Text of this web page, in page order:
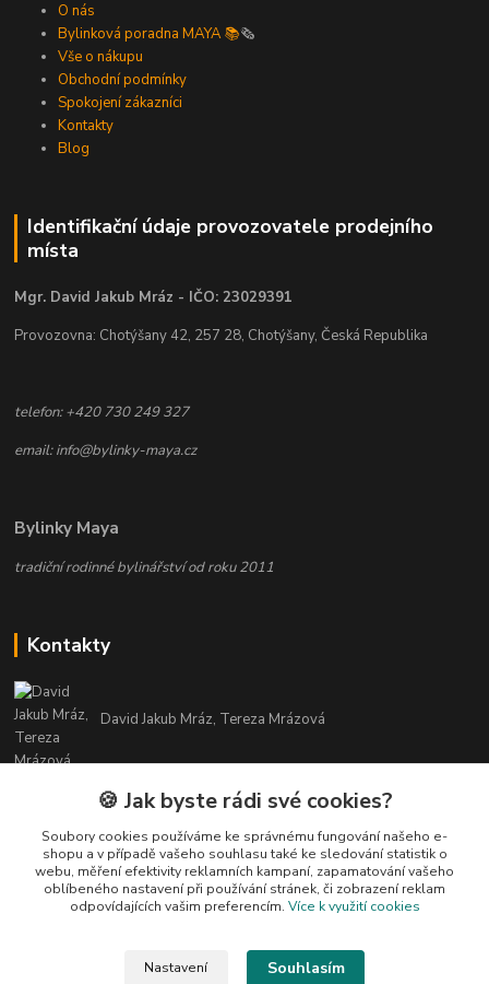
O nás
Bylinková poradna MAYA 📚🗞️
Vše o nákupu
Obchodní podmínky
Spokojení zákazníci
Kontakty
Blog
Identifikační údaje provozovatele prodejního
místa
Mgr. David Jakub Mráz - IČO: 23029391
Provozovna: Chotýšany 42, 257 28, Chotýšany, Česká Republika
telefon: +420 730 249 327
email: info@bylinky-maya.cz
Bylinky Maya
tradiční rodinné bylinářství od roku 2011
Kontakty
David Jakub Mráz, Tereza Mrázová
info@bylinky-maya.cz
🍪 Jak byste rádi své cookies?
Soubory cookies používáme ke správnému fungování našeho e-
shopu a v případě vašeho souhlasu také ke sledování statistik o
webu, měření efektivity reklamních kampaní, zapamatování vašeho
oblíbeného nastavení při používání stránek, či zobrazení reklam
odpovídajících vašim preferencím. Více k využití cookies
Nastavení Souhlasím